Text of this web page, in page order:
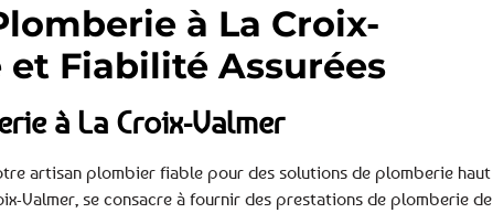
à La Croix-
Fiabilité Assurées
à La Croix-Valmer
artisan plombier fiable pour des solutions de plomberie haut
Valmer, se consacre à fournir des prestations de plomberie de